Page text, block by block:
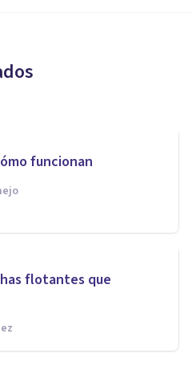
funcionan
flotantes que
mitosis: así se